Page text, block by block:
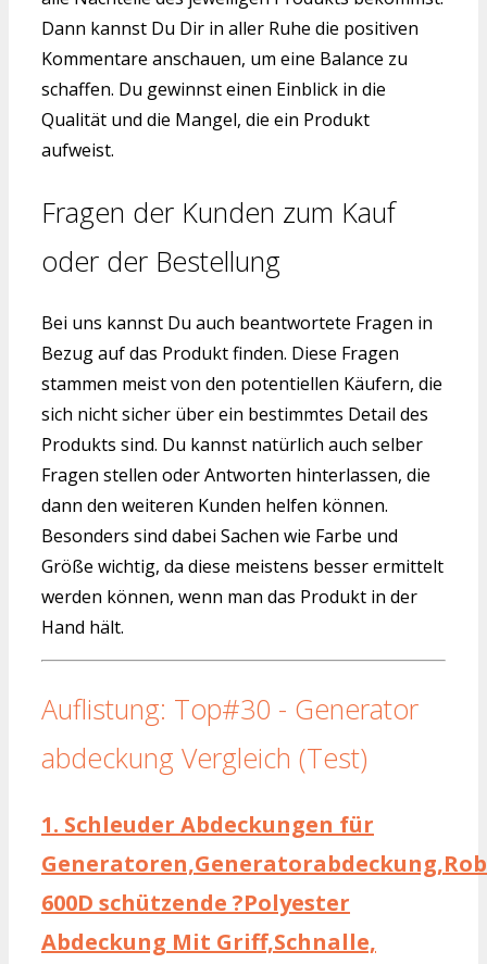
Dann kannst Du Dir in aller Ruhe die positiven
Kommentare anschauen, um eine Balance zu
schaffen. Du gewinnst einen Einblick in die
Qualität und die Mangel, die ein Produkt
aufweist.
Fragen der Kunden zum Kauf
oder der Bestellung
Bei uns kannst Du auch beantwortete Fragen in
Bezug auf das Produkt finden. Diese Fragen
stammen meist von den potentiellen Käufern, die
sich nicht sicher über ein bestimmtes Detail des
Produkts sind. Du kannst natürlich auch selber
Fragen stellen oder Antworten hinterlassen, die
dann den weiteren Kunden helfen können.
Besonders sind dabei Sachen wie Farbe und
Größe wichtig, da diese meistens besser ermittelt
werden können, wenn man das Produkt in der
Hand hält.
Auflistung: Top#30 - Generator
abdeckung Vergleich (Test)
1. Schleuder Abdeckungen für
600D schützende ?Polyester
Abdeckung Mit Griff,Schnalle,